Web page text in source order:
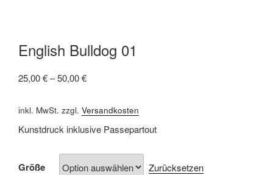
English Bulldog 01
25,00€–50,00€
inkl. MwSt. zzgl. Versandkosten
Kunstdruck inklusive Passepartout
Größe Zurücksetzen